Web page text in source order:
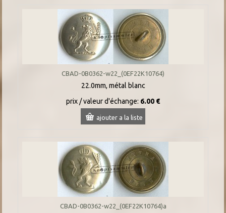
CBAD-0B0362-w22_(0EF22K10764)
22.0mm, métal blanc
prix / valeur d'échange: 6.00 €
ajouter a la liste
CBAD-0B0362-w22_(0EF22K10764)a